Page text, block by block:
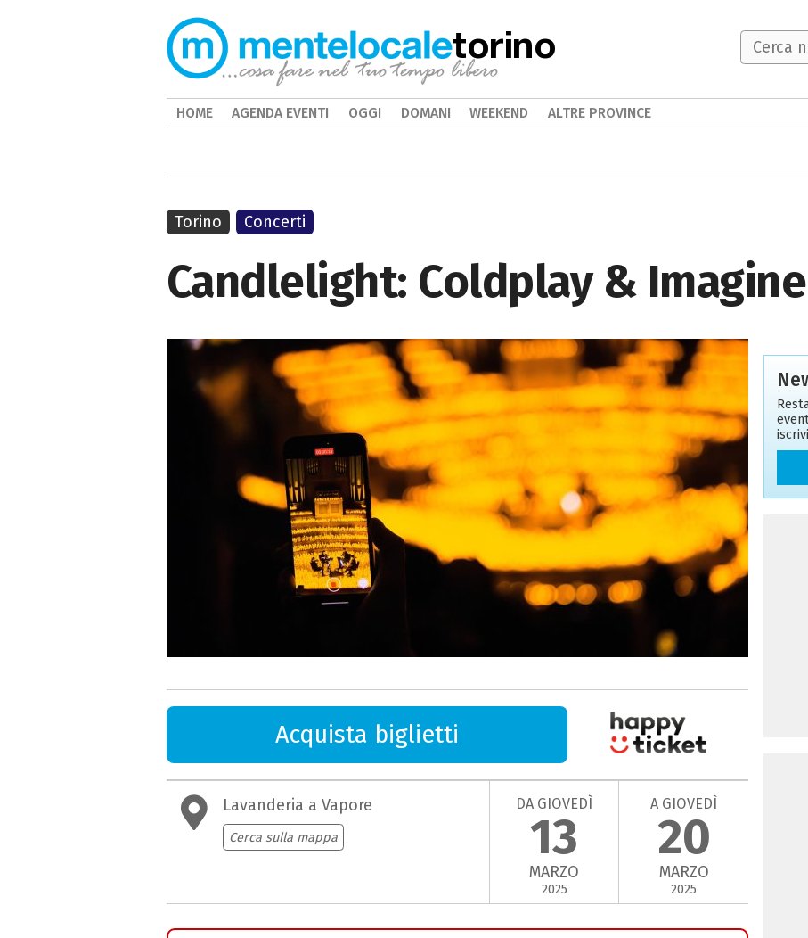
Candlelight: Coldplay &
Acquista biglietti
Lavanderia a Vapore
Cerca sulla mappa
DA GIOVEDÌ
13
MARZO
2025
A GIOVEDÌ
20
MARZO
2025
Torino Concerti
torino
HOME AGENDA EVENTI OGGI DOMANI WEEKEND ALTRE PROVINCE